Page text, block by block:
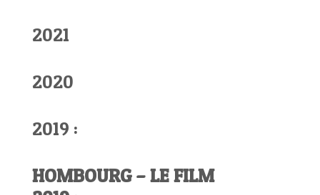
2021
2020
2019 :
HOMBOURG – LE FILM